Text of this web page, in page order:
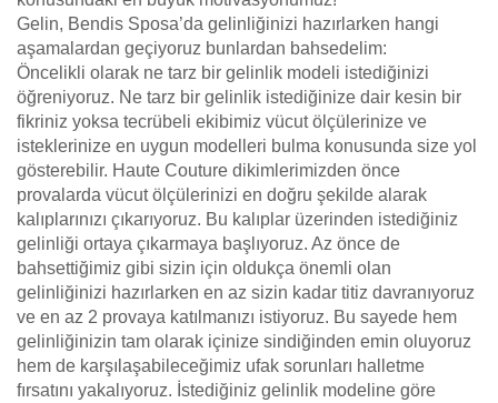
Gelin, Bendis Sposa’da gelinliğinizi hazırlarken hangi
aşamalardan geçiyoruz bunlardan bahsedelim:
Öncelikli olarak ne tarz bir gelinlik modeli istediğinizi
öğreniyoruz. Ne tarz bir gelinlik istediğinize dair kesin bir
fikriniz yoksa tecrübeli ekibimiz vücut ölçülerinize ve
isteklerinize en uygun modelleri bulma konusunda size yol
gösterebilir. Haute Couture dikimlerimizden önce
provalarda vücut ölçülerinizi en doğru şekilde alarak
kalıplarınızı çıkarıyoruz. Bu kalıplar üzerinden istediğiniz
gelinliği ortaya çıkarmaya başlıyoruz. Az önce de
bahsettiğimiz gibi sizin için oldukça önemli olan
gelinliğinizi hazırlarken en az sizin kadar titiz davranıyoruz
ve en az 2 provaya katılmanızı istiyoruz. Bu sayede hem
gelinliğinizin tam olarak içinize sindiğinden emin oluyoruz
hem de karşılaşabileceğimiz ufak sorunları halletme
fırsatını yakalıyoruz. İstediğiniz gelinlik modeline göre